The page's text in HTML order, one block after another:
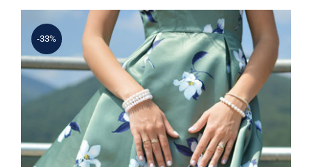
-33%
Light Floral Dress